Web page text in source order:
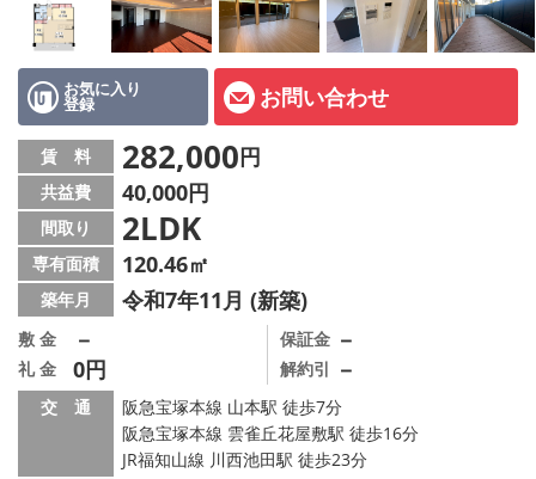
メールでお問い合わせ
お気に入り
登録 お問い合わせ
賃 料 282,000円
共益費 40,000円
間取り 2LDK
専有面積 120.46㎡
築年月 令和7年11月 (新築)
敷 金 －
礼 金 0円
保証金 －
解約引 －
交 通
阪急宝塚本線 山本駅 徒歩7分
阪急宝塚本線 雲雀丘花屋敷駅 徒歩16分
JR福知山線 川西池田駅 徒歩23分